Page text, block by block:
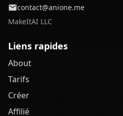
contact@anione.me
MakeItAI LLC
Liens rapides
About
Tarifs
Créer
Affilié